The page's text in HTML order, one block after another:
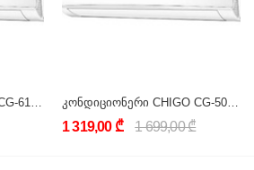
1 319,00 ₾ 1 699,00 ₾